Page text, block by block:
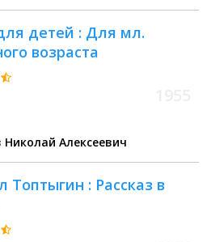
детей : Для мл.
возраста
Николай Алексеевич
Топтыгин : Рассказ в